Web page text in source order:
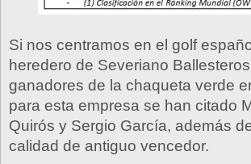
Si nos centramos en el golf
heredero de Severiano
ganadores de la chaqueta verde
para esta empresa se han citado
Quirós y Sergio García, además
calidad de antiguo vencedor.